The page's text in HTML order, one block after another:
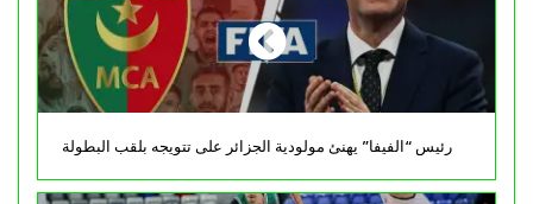
رئيس “الفيفا” يهنئ مولودية الجزائر على تتويجه بلقب البطولة